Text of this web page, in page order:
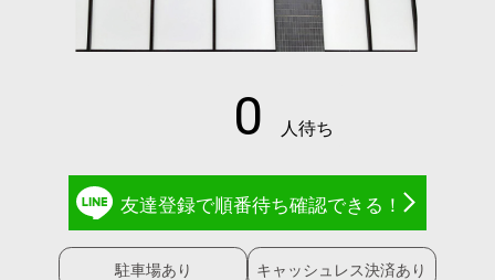
駐車場あり キャッシュレス決済あり
友達登録で順番待ち確認できる！